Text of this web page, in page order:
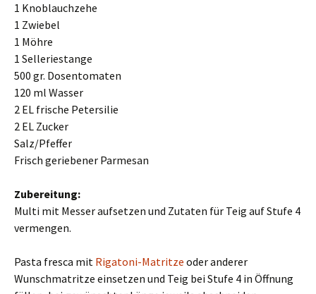
1 Knoblauchzehe
1 Zwiebel
1 Möhre
1 Selleriestange
500 gr. Dosentomaten
120 ml Wasser
2 EL frische Petersilie
2 EL Zucker
Salz/Pfeffer
Frisch geriebener Parmesan
Zubereitung:
Multi mit Messer aufsetzen und Zutaten für Teig auf Stufe 4
vermengen.
Pasta fresca mit Rigatoni-Matritze oder anderer
Wunschmatritze einsetzen und Teig bei Stufe 4 in Öffnung